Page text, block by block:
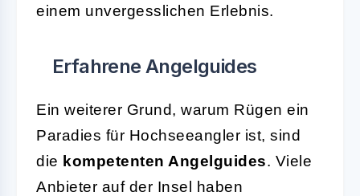
einem unvergesslichen Erlebnis.
Erfahrene Angelguides
Ein weiterer Grund, warum Rügen ein
Paradies für Hochseeangler ist, sind
die kompetenten Angelguides. Viele
Anbieter auf der Insel haben